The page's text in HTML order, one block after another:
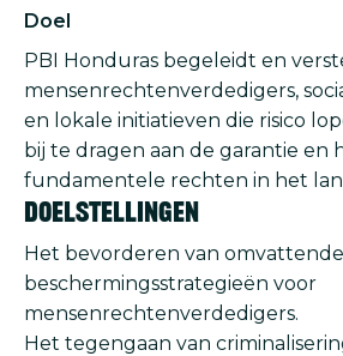
Doel
PBI Honduras begeleidt en
mensenrechtenverdedigers,
en lokale initiatieven die risico
bij te dragen aan de garantie en
fundamentele rechten in het
Doelstellingen
Het bevorderen van omvattende
beschermingsstrategieën voor
mensenrechtenverdedigers.
Het tegengaan van